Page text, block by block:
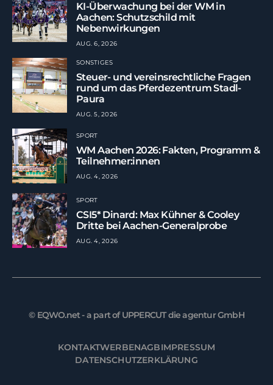
KI-Überwachung bei der WM in
Aachen: Schutzschild mit
Nebenwirkungen
AUG. 6, 2026
SONSTIGES
Steuer- und vereinsrechtliche Fragen
rund um das Pferdezentrum Stadl-
Paura
AUG. 5, 2026
SPORT
WM Aachen 2026: Fakten, Programm &
Teilnehmer:innen
AUG. 4, 2026
SPORT
CSI5* Dinard: Max Kühner & Cooley
Dritte bei Aachen-Generalprobe
AUG. 4, 2026
© EQWO.net - a part of UPPERCUT die agentur GmbH
KONTAKTWERBENAGBIMPRESSUM
DATENSCHUTZERKLÄRUNG